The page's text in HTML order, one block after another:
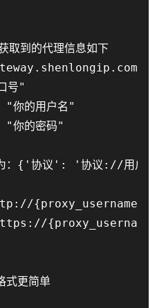
取到的代理信息如下
代
口号"                    代
"你的用户名"            如
你的密码"
为：{'协议': '协议://用户名:
式更简单